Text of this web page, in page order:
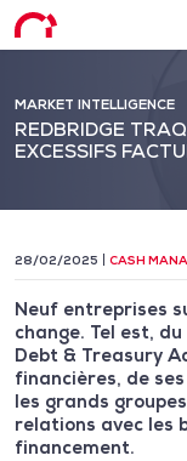
MARKET INTELLIGENCE
REDBRIDGE
EXCESSIFS
28/02/2025 CASH
Neuf entreprises
change. Tel est,
Debt & Treasury
financières, de
les grands
relations avec les
financement.